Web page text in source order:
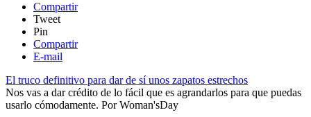
Compartir
Tweet
Pin
Compartir
E-mail
El truco definitivo para dar de sí unos zapatos estrechos
Nos vas a dar crédito de lo fácil que es agrandarlos para que puedas
usarlo cómodamente. PorWoman'sDay